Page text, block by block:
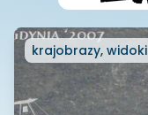
krajobrazy, widoki